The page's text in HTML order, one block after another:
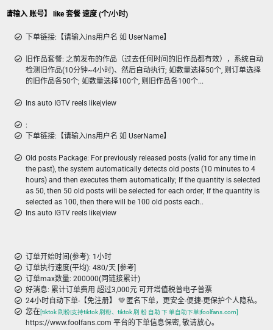
请输入 账号】 like 套餐 速度 (个/小时)
下单链接:【请输入ins用户名 如 UserName】
旧作品套餐: 之前发布的作品（过去任何时间的旧作品都有效），系统自动
检测旧作品(10分钟~4小时)、然后自动执行; 如数量选择50个, 则订单选择
的旧作品各50个; 如数量选择100个, 则旧作品各100个...
Ins auto IGTV reels like|view
:
下单链接:【请输入ins用户名 如 UserName】
Old posts Package: For previously released posts (valid for any time in
the past), the system automatically detects old posts (10 minutes to 4
hours) and then executes them automatically; If the quantity is selected
as 50, then 50 old posts will be selected for each order; If the quantity is
selected as 100, then there will be 100 old posts each..
Ins auto IGTV reels like|view
订单开始时间(参考): 1小时
订单执行速度(平均): 480/天 [参考]
订单max数量: 200000(同链接累计)
好消息: 累计订单费用 超过3,000元 可开增值税普电子普票
24小时自动下单-【免注册】 💚 匿名下单，更安全-便捷-更保护个人隐私。
您在[tiktok 刷粉|支持tiktok 刷粉、tiktok 刷 粉 自助 下 单自助下单|foolfans.com]
https://www.foolfans.com 平台的下单信息保密, 敬请放心。